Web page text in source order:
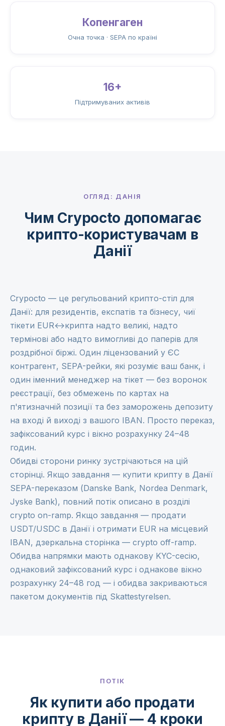
Копенгаген
Очна точка · SEPA по країні
16+
Підтримуваних активів
ОГЛЯД: ДАНІЯ
Чим Crypocto допомагає
крипто-користувачам в
Данії
Crypocto — це регульований крипто-стіл для
Данії: для резидентів, експатів та бізнесу, чиї
тікети EUR↔крипта надто великі, надто
термінові або надто вимогливі до паперів для
роздрібної біржі. Один ліцензований у ЄС
контрагент, SEPA-рейки, які розуміє ваш банк, і
один іменний менеджер на тікет — без воронок
реєстрації, без обмежень по картах на
п'ятизначній позиції та без заморожень депозиту
на вході й виході з вашого IBAN. Просто переказ,
зафіксований курс і вікно розрахунку 24–48
годин.
Обидві сторони ринку зустрічаються на цій
сторінці. Якщо завдання — купити крипту в Данії
SEPA-переказом (Danske Bank, Nordea Denmark,
Jyske Bank), повний потік описано в розділі
crypto on-ramp. Якщо завдання — продати
USDT/USDC в Данії і отримати EUR на місцевий
IBAN, дзеркальна сторінка — crypto off-ramp.
Обидва напрямки мають однакову KYC-сесію,
однаковий зафіксований курс і однакове вікно
розрахунку 24–48 год — і обидва закриваються
пакетом документів під Skattestyrelsen.
ПОТІК
Як купити або продати
крипту в Данії — 4 кроки